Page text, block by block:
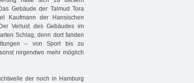
Gebäude der Talmud Tora
Kaufmann der Hansischen
Verlust des Gebäudes im
Schlag, denn dort fanden
– von Sport bis zu
nirgendwo mehr möglich
der noch in Hamburg